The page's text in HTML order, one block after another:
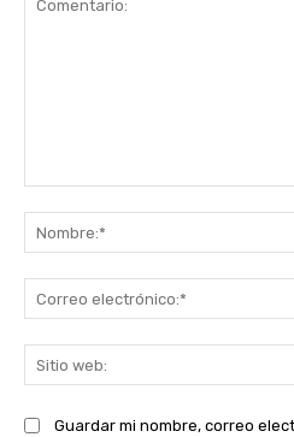
Guardar mi nombre, correo